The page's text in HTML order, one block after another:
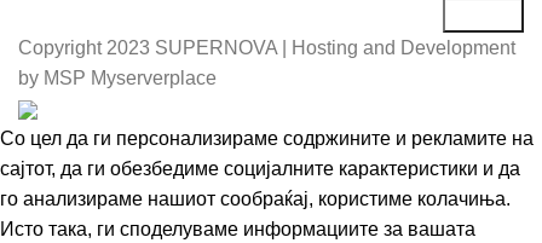
Copyright 2023 SUPERNOVA | Hosting and Development
by MSP Myserverplace
Со цел да ги персонализираме содржините и рекламите на
сајтот, да ги обезбедиме социјалните карактеристики и да
го анализираме нашиот сообраќај, користиме колачиња.
Исто така, ги споделуваме информациите за вашата